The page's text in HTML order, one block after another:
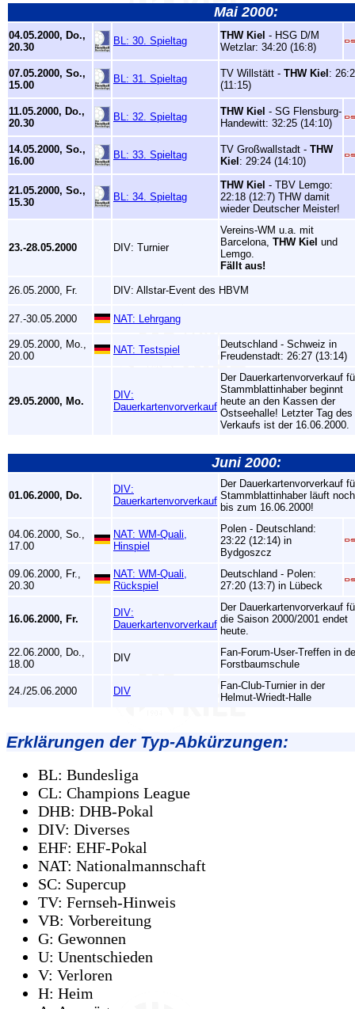
Mai 2000:
04.05.2000, Do.,
20.30
BL: 30. Spieltag THW Kiel - HSG D/M
Wetzlar: 34:20 (16:8)
07.05.2000, So.,
15.00
BL: 31. Spieltag TV Willstätt - THW Kiel :
(11:15)
11.05.2000, Do.,
20.30
BL: 32. Spieltag THW Kiel - SG Flensburg-
Handewitt: 32:25 (14:10)
14.05.2000, So.,
16.00
BL: 33. Spieltag TV Großwallstadt - THW
Kiel : 29:24 (14:10)
21.05.2000, So.,
15.30
BL: 34. Spieltag
THW Kiel - TBV Lemgo:
22:18 (12:7) THW damit
wieder Deutscher Meister!
23.-28.05.2000 DIV: Turnier
Vereins-WM u.a. mit
Barcelona, THW Kiel und
Lemgo.
Fällt aus!
26.05.2000, Fr. DIV: Allstar-Event des HBVM
27.-30.05.2000 NAT: Lehrgang
29.05.2000, Mo.,
20.00
NAT: Testspiel
Deutschland - Schweiz in
Freudenstadt: 26:27 (13:14)
29.05.2000, Mo.
DIV:
Dauerkartenvorverkauf
Der Dauerkartenvorverkauf
Stammblattinhaber beginnt
heute an den Kassen der
Ostseehalle! Letzter Tag des
Verkaufs ist der 16.06.2000.
Juni 2000:
01.06.2000, Do.
DIV:
Dauerkartenvorverkauf
Der Dauerkartenvorverkauf
Stammblattinhaber läuft noch
bis zum 16.06.2000!
04.06.2000, So.,
17.00
NAT: WM-Quali,
Hinspiel
Polen - Deutschland:
23:22 (12:14) in
Bydgoszcz
09.06.2000, Fr.,
20.30
NAT: WM-Quali,
Rückspiel
Deutschland - Polen:
27:20 (13:7) in Lübeck
16.06.2000, Fr.
DIV:
Dauerkartenvorverkauf
Der Dauerkartenvorverkauf
die Saison 2000/2001 endet
heute.
22.06.2000, Do.,
18.00
DIV
Fan-Forum-User-Treffen in
Forstbaumschule
24./25.06.2000 DIV
Fan-Club-Turnier in der
Helmut-Wriedt-Halle
Erklärungen der Typ-Abkürzungen:
BL: Bundesliga
CL: Champions League
DHB: DHB-Pokal
DIV: Diverses
EHF: EHF-Pokal
NAT: Nationalmannschaft
SC: Supercup
TV: Fernseh-Hinweis
VB: Vorbereitung
G: Gewonnen
U: Unentschieden
V: Verloren
H: Heim